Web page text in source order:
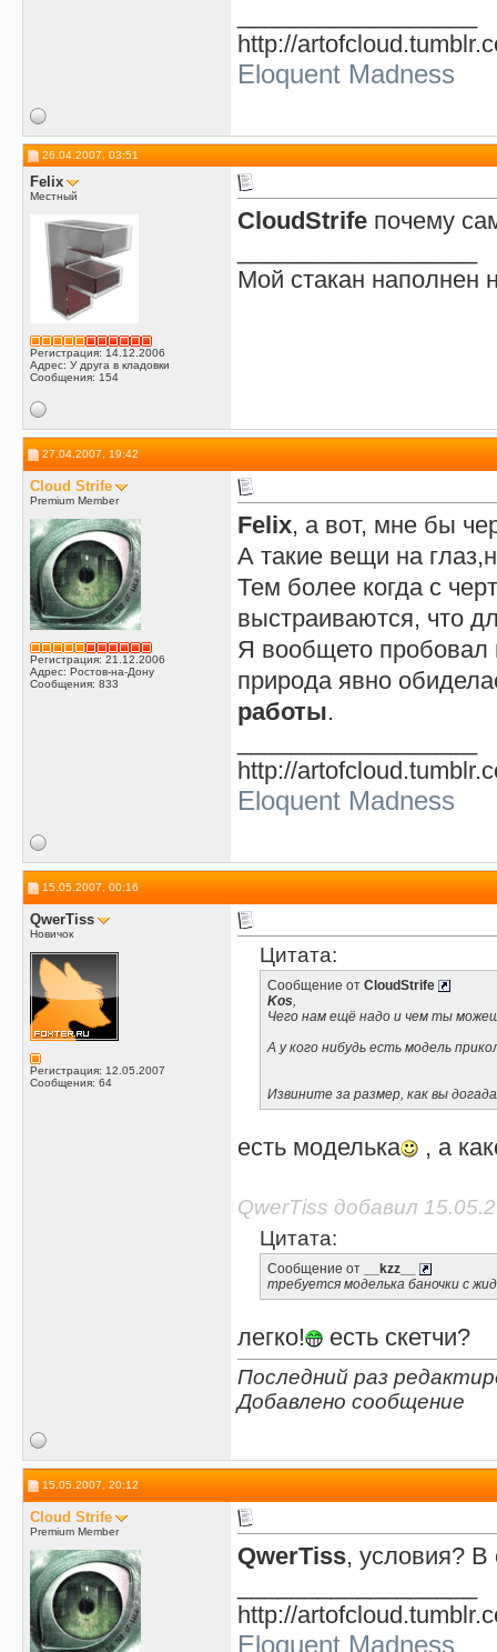
http://
Eloquent Madness
26.04.2007, 03:51
Felix
Местный
Регистрация: 14.12.2006
Адрес: У друга в кладовки
Сообщения: 154
CloudStrife почему
Мой стакан наполнен
27.04.2007, 19:42
Cloud Strife
Premium Member
Регистрация: 21.12.2006
Адрес: Ростов-на-Дону
Сообщения: 833
Felix, а вот, мне бы
А такие вещи на
Тем более когда с
выстраиваются, что
Я вообщето пробовал
природа явно
работы.
http://
Eloquent Madness
15.05.2007, 00:16
QwerTiss
Новичок
Регистрация: 12.05.2007
Сообщения: 64
Цитата:
Сообщение от CloudStrife
Kos,
Чего нам ещё надо и чем ты
А у кого нибудь есть модель
Извините за размер, как вы
есть моделька , а
QwerTiss добавил
Цитата:
Сообщение от
__kzz__
требуется моделька баночки с
легко! есть скетчи?
Последний раз
Добавлено сообщение
15.05.2007, 20:12
Cloud Strife
Premium Member
QwerTiss, условия?
http://
Eloquent Madness